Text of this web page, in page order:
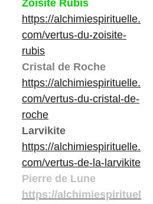
Zoïsite Rubis
https://alchimiespirituelle.
com/vertus-du-zoisite-
rubis
Cristal de Roche
https://alchimiespirituelle.
com/vertus-du-cristal-de-
roche
Larvikite
https://alchimiespirituelle.
com/vertus-de-la-larvikite
Pierre de Lune
https://alchimiespirituel